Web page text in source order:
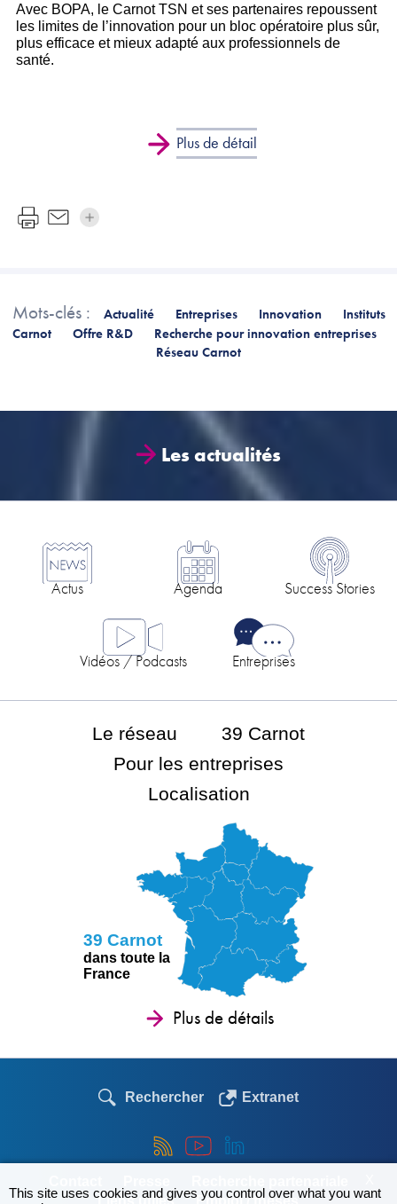
Avec BOPA, le Carnot TSN et ses partenaires repoussent
les limites de l’innovation pour un bloc opératoire plus sûr,
plus efficace et mieux adapté aux professionnels de
santé.
Plus de détail
Mots-clés : Actualité Entreprises Innovation
Instituts
Carnot
Offre R&D
Recherche pour innovation entreprises
Réseau Carnot
Les actualités
Actus Agenda Success Stories
Vidéos / Podcasts Entreprises
Le réseau
39 Carnot
Pour les entreprises
Localisation
39 Carnot
dans toute la
France
Plus de détails
Rechercher Extranet
Liens utiles
Emploi / thèses
This site uses cookies and gives you control over what you want